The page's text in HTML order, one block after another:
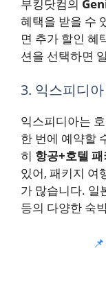
부킹닷컴의
혜택을 받을 수
면 추가 할인 혜
션을 선택하면
3. 익스피디
익스피디아는
한 번에 예약할
히 항공+호텔 패
있어, 패키지 여
가 많습니다. 일
등의 다양한 숙